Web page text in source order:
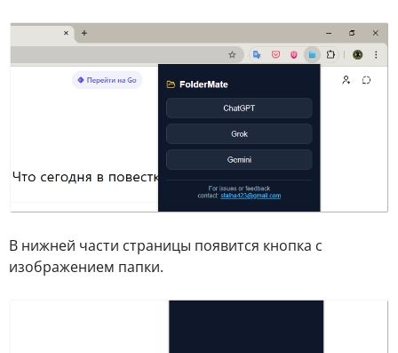
В нижней части страницы появится кнопка с
изображением папки.